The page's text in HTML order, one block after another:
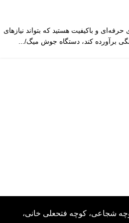
و باکیفیت هستید که بتواند نیازهای
برآورده کند، دستگاه جوش میگ/...
شجاعی، کوچه فتحعلی خانی،